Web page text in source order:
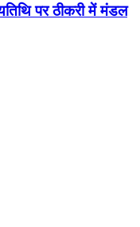
पर ठीकरी में मंडल